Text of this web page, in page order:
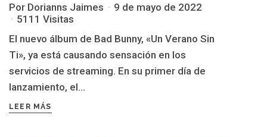
Por Dorianns Jaimes
9 de mayo de 2022
5111 Visitas
El nuevo álbum de Bad Bunny, «Un Verano Sin
Ti», ya está causando sensación en los
servicios de streaming. En su primer día de
lanzamiento, el...
LEER MÁS